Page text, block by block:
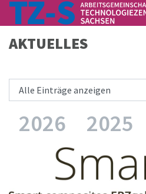
AKTUELLES
2026 2025